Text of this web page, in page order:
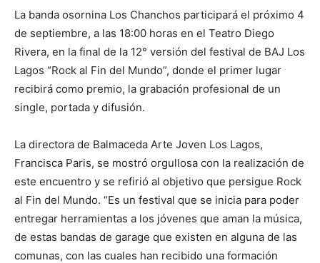
La banda osornina Los Chanchos participará el próximo 4
de septiembre, a las 18:00 horas en el Teatro Diego
Rivera, en la final de la 12° versión del festival de BAJ Los
Lagos “Rock al Fin del Mundo”, donde el primer lugar
recibirá como premio, la grabación profesional de un
single, portada y difusión.
La directora de Balmaceda Arte Joven Los Lagos,
Francisca Paris, se mostró orgullosa con la realización de
este encuentro y se refirió al objetivo que persigue Rock
al Fin del Mundo. “Es un festival que se inicia para poder
entregar herramientas a los jóvenes que aman la música,
de estas bandas de garage que existen en alguna de las
comunas, con las cuales han recibido una formación